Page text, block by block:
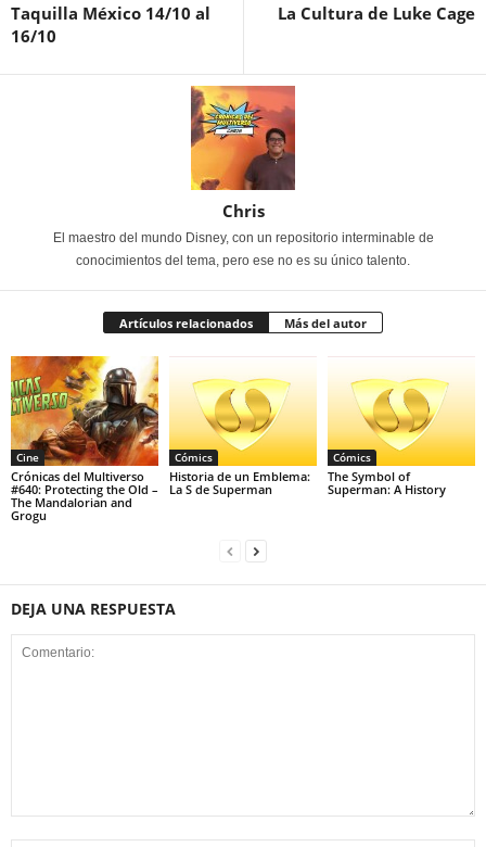
Taquilla México 14/10 al
16/10
La Cultura de Luke Cage
Chris
El maestro del mundo Disney, con un repositorio interminable de
conocimientos del tema, pero ese no es su único talento.
Artículos relacionados Más del autor
Cine
Crónicas del Multiverso
#640: Protecting the Old –
The Mandalorian and
Grogu
Cómics
Historia de un Emblema:
La S de Superman
Cómics
The Symbol of
Superman: A History
DEJA UNA RESPUESTA